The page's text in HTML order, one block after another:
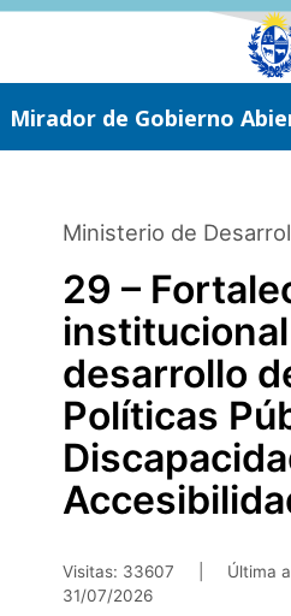
Saltar
Mirador de Gobierno
Ministerio de
29 –
desarrollo
Políticas
Visitas: 33607
Última
31/07/2026